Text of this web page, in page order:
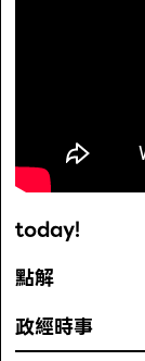
today!
點解
政經時事